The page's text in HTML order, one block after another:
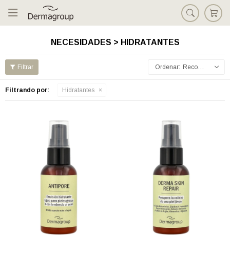

NECESIDADES > HIDRATANTES
Recomendados
Filtrando por: Hidratantes